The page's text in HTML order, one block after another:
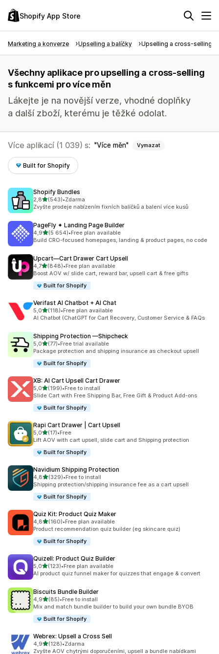
Shopify App Store
Marketing a konverze Upselling a balíčky Upselling a cross-selling
Všechny aplikace pro upselling a cross-selling
s funkcemi pro více měn
Lákejte je na novější verze, vhodné doplňky
a další zboží, kterému je těžké odolat.
Více aplikací (1 039) s: Více měn Vymazat
Built for Shopify
Shopify Bundles
2,8z 5 hvězd
(543)
Celkový počet recenzí: 543
•Zdarma
Zvyšte prodeje nabízením fixních balíčků a balení více kusů
PageFly ✦ Landing Page Builder
4,9z 5 hvězd
(5 654)
Celkový počet recenzí: 5654
•Free plan available
Build CRO-focused homepages, landing & product pages, no code
Upcart—Cart Drawer Cart Upsell
4,7z 5 hvězd
(848)
Celkový počet recenzí: 848
•Free plan available
Boost AOV w/ slide cart, reward bar, upsell cart & free gifts
Built for Shopify
Verifast AI Chatbot + AI Chat
5,0z 5 hvězd
(118)
Celkový počet recenzí: 118
•Free plan available
AI Chatbot (ChatGPT for Cart Recovery, Customer Service & FAQs
Shipping Protection —Shipcheck
5,0z 5 hvězd
(77)
Celkový počet recenzí: 77
•Free trial available
Package protection and shipping insurance as checkout upsell
Built for Shopify
XB: AI Cart Upsell Cart Drawer
5,0z 5 hvězd
(199)
Celkový počet recenzí: 199
•Free to install
Slide Cart with Free Shipping Bar, Free Gift & Product Add-ons
Built for Shopify
Rapi Cart Drawer | Cart Upsell
5,0z 5 hvězd
(17)
Celkový počet recenzí: 17
•Free
Lift AOV with cart upsell, slide cart and Shipping protection
Built for Shopify
Navidium Shipping Protection
4,8z 5 hvězd
(329)
Celkový počet recenzí: 329
•Free to install
Shipping protection/shipping insurance fee as a cart upsell
Built for Shopify
Quiz Kit: Product Quiz Maker
4,8z 5 hvězd
(160)
Celkový počet recenzí: 160
•Free plan available
Product recommendation quiz builder (eg skincare quiz)
Built for Shopify
Quizell: Product Quiz Builder
5,0z 5 hvězd
(123)
Celkový počet recenzí: 123
•Free plan available
AI product quiz funnel maker for quizzes that engage & convert
Biscuits Bundle Builder
4,9z 5 hvězd
(85)
Celkový počet recenzí: 85
•Free to install
Mix and match bundle builder to build your own bundle BYOB
Built for Shopify
Webrex: Upsell a Cross Sell
4,9z 5 hvězd
(128)
Celkový počet recenzí: 128
•Zdarma
Zvyšte AOV chytrými doporučeními, upsell a bundle nabídkami